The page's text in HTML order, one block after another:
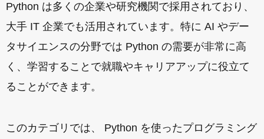
Python は多くの企業や研究機関で採用されており、
大手 IT 企業でも活用されています。特に AI やデー
タサイエンスの分野では Python の需要が非常に高
く、学習することで就職やキャリアアップに役立て
ることができます。
このカテゴリでは、 Python を使ったプログラミング